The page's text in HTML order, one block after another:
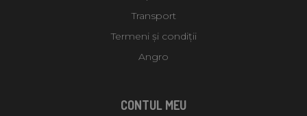
Transport
Termeni și condiții
Angro
CONTUL MEU